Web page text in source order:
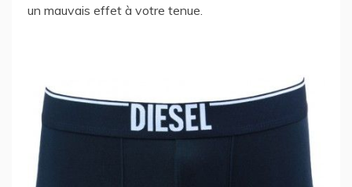
un mauvais effet à votre tenue.